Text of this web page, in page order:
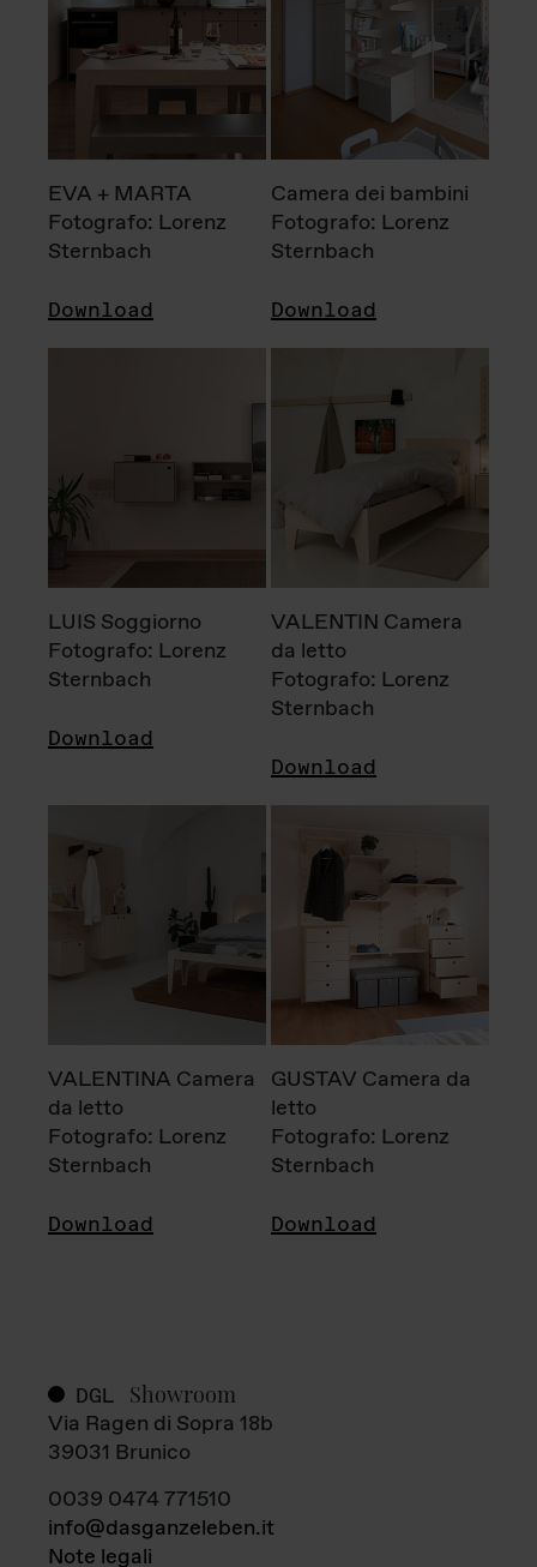
EVA + MARTA
Fotografo: Lorenz
Sternbach
Download
Camera dei bambini
Fotografo: Lorenz
Sternbach
Download
LUIS Soggiorno
Fotografo: Lorenz
Sternbach
Download
VALENTIN Camera
da letto
Fotografo: Lorenz
Sternbach
Download
VALENTINA Camera
da letto
Fotografo: Lorenz
Sternbach
Download
GUSTAV Camera da
letto
Fotografo: Lorenz
Sternbach
Download
DGL Showroom
Via Ragen di Sopra 18b
39031 Brunico
0039 0474 771510
info@dasganzeleben.it
Note legali